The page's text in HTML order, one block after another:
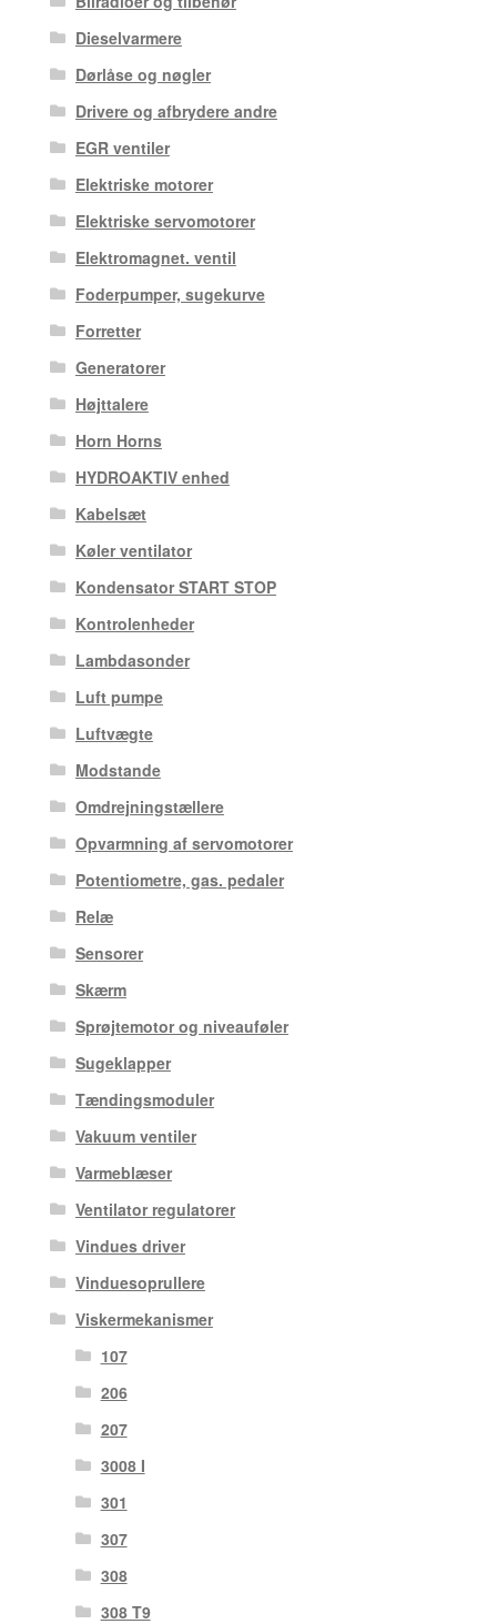
Dieselvarmere
Dørlåse og nøgler
Drivere og afbrydere andre
EGR ventiler
Elektriske motorer
Elektriske servomotorer
Elektromagnet. ventil
Foderpumper, sugekurve
Forretter
Generatorer
Højttalere
Horn Horns
HYDROAKTIV enhed
Kabelsæt
Køler ventilator
Kondensator START STOP
Kontrolenheder
Lambdasonder
Luft pumpe
Luftvægte
Modstande
Omdrejningstællere
Opvarmning af servomotorer
Potentiometre, gas. pedaler
Relæ
Sensorer
Skærm
Sprøjtemotor og niveauføler
Sugeklapper
Tændingsmoduler
Vakuum ventiler
Varmeblæser
Ventilator regulatorer
Vindues driver
Vinduesoprullere
Viskermekanismer
107
206
207
3008 I
301
307
308
308 T9